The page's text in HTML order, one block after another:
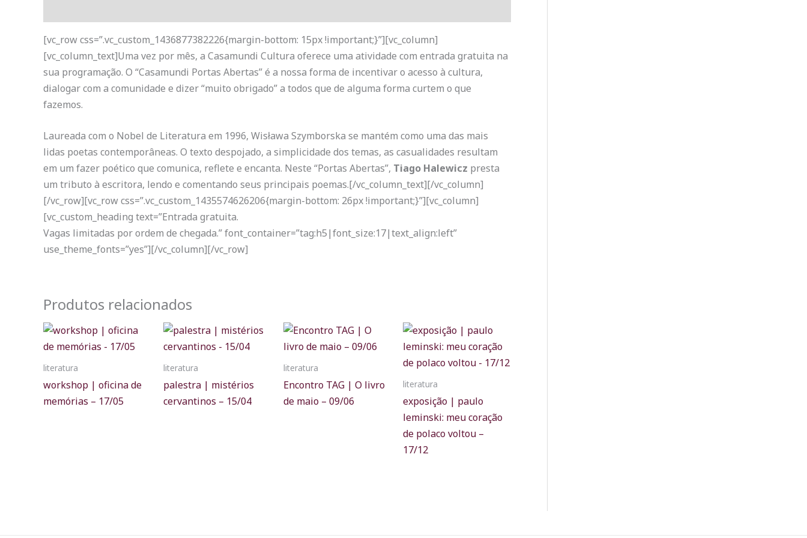
[vc_row css=”.vc_custom_1436877382226{margin-bottom: 15px !important;}”][vc_column]
[vc_column_text]Uma vez por mês, a Casamundi Cultura oferece uma atividade com entrada gratuita na
sua programação. O “Casamundi Portas Abertas” é a nossa forma de incentivar o acesso à cultura,
dialogar com a comunidade e dizer “muito obrigado” a todos que de alguma forma curtem o que
fazemos.
Laureada com o Nobel de Literatura em 1996, Wisława Szymborska se mantém como uma das mais
lidas poetas contemporâneas. O texto despojado, a simplicidade dos temas, as casualidades resultam
em um fazer poético que comunica, reflete e encanta. Neste “Portas Abertas”, Tiago Halewicz presta
um tributo à escritora, lendo e comentando seus principais poemas.[/vc_column_text][/vc_column]
[/vc_row][vc_row css=”.vc_custom_1435574626206{margin-bottom: 26px !important;}”][vc_column]
[vc_custom_heading text=”Entrada gratuita.
Vagas limitadas por ordem de chegada.” font_container=”tag:h5|font_size:17|text_align:left”
use_theme_fonts=”yes”][/vc_column][/vc_row]
Produtos relacionados
literatura
workshop | oficina de
memórias – 17/05
literatura
palestra | mistérios
cervantinos – 15/04
literatura
Encontro TAG | O livro
de maio – 09/06
literatura
exposição | paulo
leminski: meu coração
de polaco voltou –
17/12